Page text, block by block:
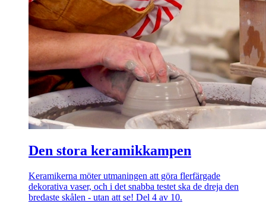
Den stora keramikkampen
Keramikerna möter utmaningen att göra flerfärgade
dekorativa vaser, och i det snabba testet ska de dreja den
bredaste skålen - utan att se! Del 4 av 10.